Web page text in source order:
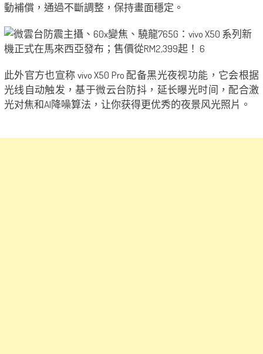
動補償，通過不斷調整，保持畫面穩定。
此外官方也宣称 vivo X50 Pro 配备黑光夜视功能，它会根据
光线自动触发，基于微云台防抖，延长曝光时间，配合激
光对焦和AI降噪算法，让你获得更优秀的夜景风光照片。